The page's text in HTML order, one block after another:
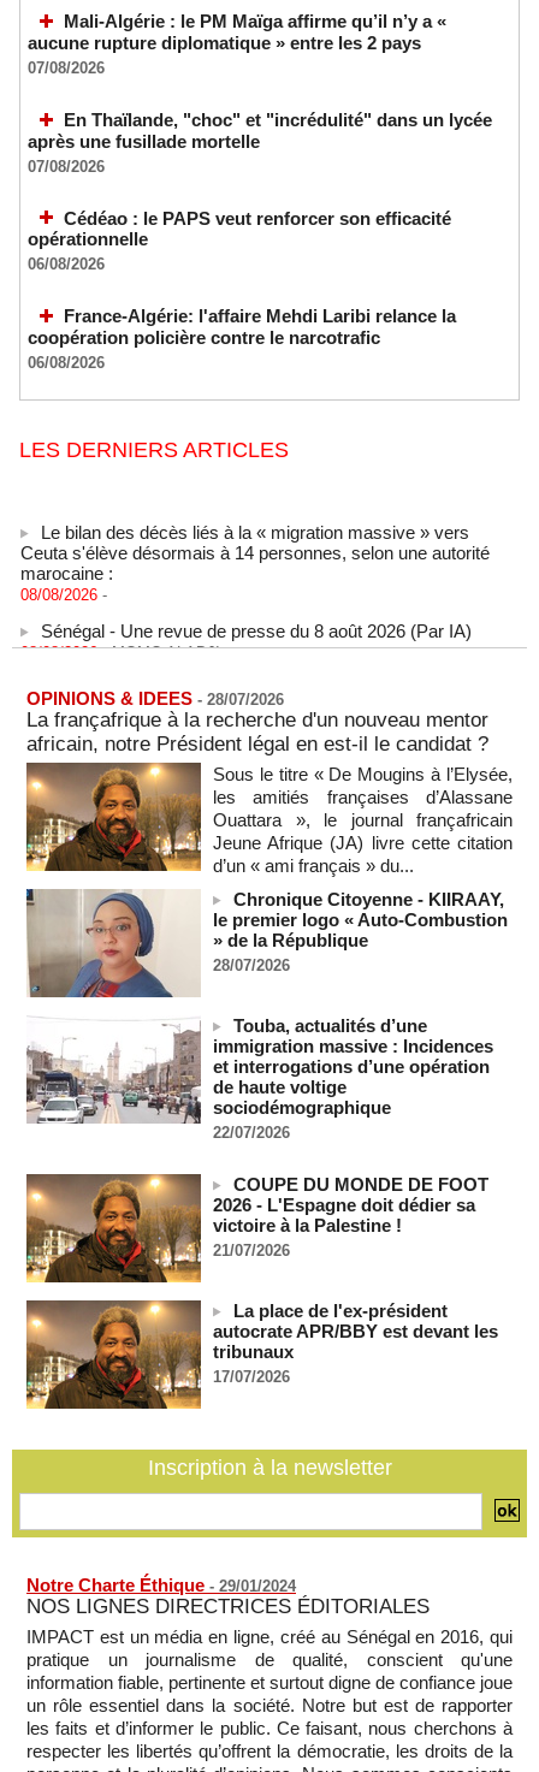
Mali-Algérie : le PM Maïga affirme qu’il n’y a «
aucune rupture diplomatique » entre les 2 pays
07/08/2026
En Thaïlande, "choc" et "incrédulité" dans un lycée
après une fusillade mortelle
07/08/2026
Cédéao : le PAPS veut renforcer son efficacité
opérationnelle
06/08/2026
France-Algérie: l'affaire Mehdi Laribi relance la
coopération policière contre le narcotrafic
06/08/2026
LES DERNIERS ARTICLES
Ceuta s'élève désormais à 14 personnes, selon une autorité
marocaine :
08/08/2026 -
08/08/2026 -MOMO ALADJI
2026
08/08/2026 -MOMO ALADJI
A Ceuta, les enfants migrants risquent d'être victimes de
maltraitance et d'exploitation, avertissent des ONG
07/08/2026 -
Les Bourses mondiales touchent des sommets après
l'emploi américain
07/08/2026 -
"Construction de la Grande Côte D'ivoire" : Le Président
Alassane Ouattara appelle à la contribution de toutes les forces
vives de la nation
07/08/2026 -
"dépassée" par les critiques concernant le nouveau pavillon
07/08/2026
Depuis le « cessez-le-feu » à Gaza, les forces israéliennes
ont tué 300 enfants palestiniens (UNICEF)
07/08/2026 -
après le sommet de la Cedeao
07/08/2026 -
Bénin: Patrice Talon élu président du Sénat, moins de trois
mois après son départ du pouvoir
07/08/2026 -
Mali-Algérie : le PM Maïga affirme qu’il n’y a « aucune
rupture diplomatique » entre les 2 pays
07/08/2026 -
Journaliste libanaise tuée par Israël : Amnesty France
Côte d'Ivoire : le président Ouattara accorde la grâce à 4.661
détenus
OPINIONS & IDEES - 28/07/2026
La françafrique à la recherche d'un nouveau mentor
africain, notre Président légal en est-il le candidat ?
Sous le titre « De Mougins à l’Elysée,
les amitiés françaises d’Alassane
Ouattara », le journal françafricain
Jeune Afrique (JA) livre cette citation
d’un « ami français » du...
Chronique Citoyenne - KIIRAAY,
le premier logo « Auto-Combustion
» de la République
28/07/2026
Touba, actualités d’une
immigration massive : Incidences
et interrogations d’une opération
de haute voltige
sociodémographique
22/07/2026
COUPE DU MONDE DE FOOT
2026 - L'Espagne doit dédier sa
victoire à la Palestine !
21/07/2026
La place de l'ex-président
autocrate APR/BBY est devant les
tribunaux
17/07/2026
Inscription à la newsletter
Notre Charte Éthique - 29/01/2024
NOS LIGNES DIRECTRICES ÉDITORIALES
IMPACT est un média en ligne, créé au Sénégal en 2016, qui
pratique un journalisme de qualité, conscient qu'une
information fiable, pertinente et surtout digne de confiance joue
un rôle essentiel dans la société. Notre but est de rapporter
les faits et d’informer le public. Ce faisant, nous cherchons à
respecter les libertés qu’offrent la démocratie, les droits de la